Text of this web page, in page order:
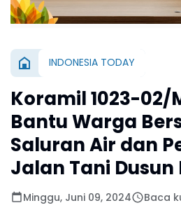
INDONESIA TODAY
Koramil 1023-
Bantu Warga
Saluran Air dan
Jalan Tani Dusun
Minggu, Juni 09, 2024 Baca